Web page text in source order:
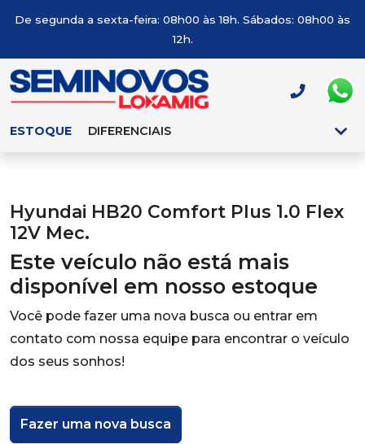
De segunda a sexta-feira: 08h00 às 18h. Sábados: 08h00 às
12h.
ESTOQUE DIFERENCIAIS
Hyundai HB20 Comfort Plus 1.0 Flex
12V Mec.
Este veículo não está mais
disponível em nosso estoque
Você pode fazer uma nova busca ou entrar em
contato com nossa equipe para encontrar o veículo
dos seus sonhos!
Fazer uma nova busca